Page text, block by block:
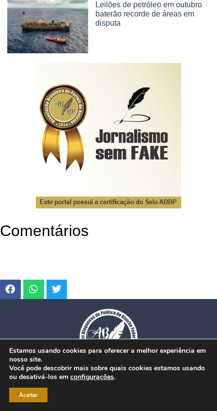
Leilões de petróleo em outubro
baterão recorde de áreas em
disputa
Comentários
Estamos usando cookies para oferecer a melhor experiência em
nosso site.
Você pode descobrir mais sobre quais cookies estamos usando
ou desativá-los em configurações.
Aceitar